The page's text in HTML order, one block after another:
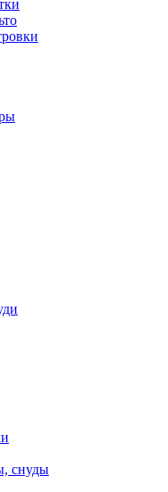
снуды